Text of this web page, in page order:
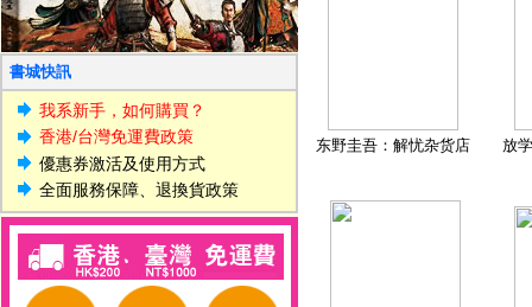
書城快訊
我系新手，如何購買？
香港/台灣免運費政策
優惠券激活及使用方式
全面服務保障、退換貨政策
东野圭吾：解忧杂货店 放